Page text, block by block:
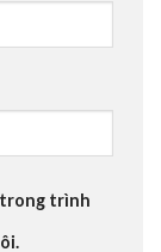
trong trình